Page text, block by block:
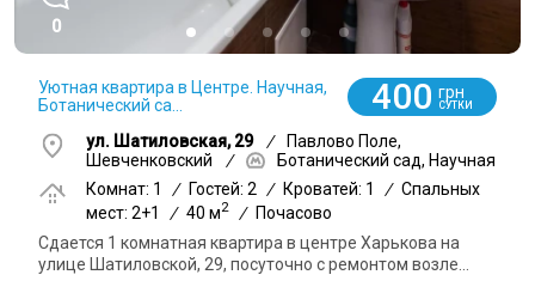
0
Уютная квартира в Центре. Научная,
Ботанический са...
400 грн
СУТКИ
ул. Шатиловская, 29 /
Павлово Поле,
Шевченковский
/
Ботанический сад, Научная
Комнат: 1
/ Гостей: 2 / Кроватей: 1 / Спальных
мест: 2+1
/ 40 м2 /
Почасово
Сдается 1 комнатная квартира в центре Харькова на
улице Шатиловской, 29, посуточно с ремонтом возле...